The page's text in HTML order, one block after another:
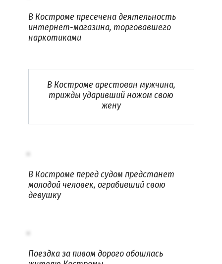
В Костроме пресечена деятельность
интернет-магазина, торговавшего
наркотиками
В Костроме арестован мужчина,
трижды ударивший ножом свою
жену
В Костроме перед судом предстанет
молодой человек, ограбивший свою
девушку
Поездка за пивом дорого обошлась